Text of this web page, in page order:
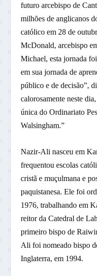
futuro arcebispo de
milhões de anglicanos
católico em 28 de
McDonald, arcebispo
Michael, esta jornada
em sua jornada de
público e de decisão”,
calorosamente neste
única do Ordinariato
Walsingham.”
Nazir-Ali nasceu em
frequentou escolas
cristã e muçulmana e
paquistanesa. Ele foi
1976, trabalhando em
reitor da Catedral de
primeiro bispo de
Ali foi nomeado bispo
Inglaterra, em 1994.